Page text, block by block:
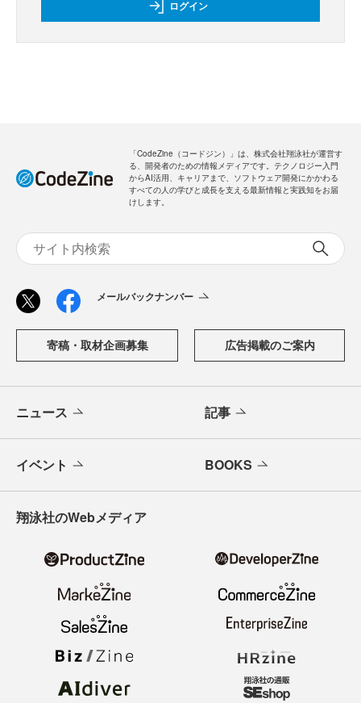
ログイン
「CodeZine（コードジン）」は、株式会社翔泳社が運営す
る、開発者のための情報メディアです。テクノロジー入門
からAI活用、キャリアまで、ソフトウェア開発にかかわる
すべての人の学びと成長を支える最新情報と実践知をお届
けします。
メールバックナンバー
寄稿・取材企画募集 広告掲載のご案内
ニュース 記事
イベント BOOKS
翔泳社のWebメディア